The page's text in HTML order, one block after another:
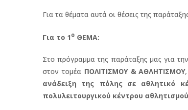
Για τα θέματα αυτά οι θέσεις της
Για το 1 ο ΘΕΜΑ:
Στο πρόγραμμα της παράταξης μας για
στον τομέα ΠΟΛΙΤΙΣΜΟΥ & ΑΘΛΗΤΙΣΜΟΥ
ανάδειξη της πόλης σε αθλητικό
πολυλειτουργικού κέντρου